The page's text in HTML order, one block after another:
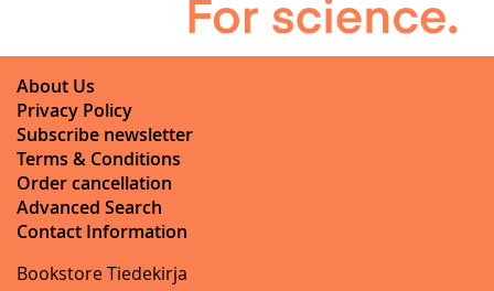
About Us
Privacy Policy
Subscribe newsletter
Terms & Conditions
Order cancellation
Advanced Search
Contact Information
Bookstore Tiedekirja